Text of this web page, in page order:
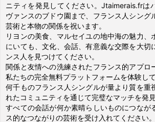
ニティを発見してください。Jtaimerais.frは
ヴァンスのブドウ園まで、フランス人シング
芸術と本物の関係を祝います。
リヨンの美食、マルセイユの地中海の魅力、
にいても、文化、会話、有意義な交際を大切
ンス人を見つけてください。
関係と友情への洗練されたフランス的アプロ
私たちの完全無料プラットフォームを体験して
何千ものフランス人シングルが量より質を重
れたコミュニティを通じて完璧なマッチを発
すべての会話が何か素晴らしいものにつなが
ス的なつながりの芸術を受け入れてください。